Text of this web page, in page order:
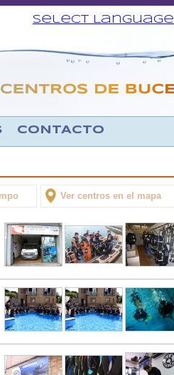
Select Language
CONTACTO
Ver centros en el mapa